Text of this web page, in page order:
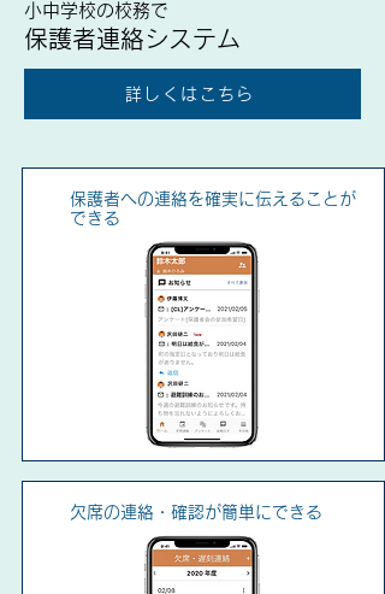
小中学校の校務で
保護者連絡システム
詳しくはこちら
保護者への連絡を確実に伝えることが
できる
欠席の連絡・確認が簡単にできる